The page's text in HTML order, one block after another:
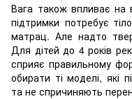
Вага також впливає на
підтримки потребує
матрац. Але надто
Для дітей до 4 років
сприяє правильному
обирати ті моделі, які
та не спричиняють